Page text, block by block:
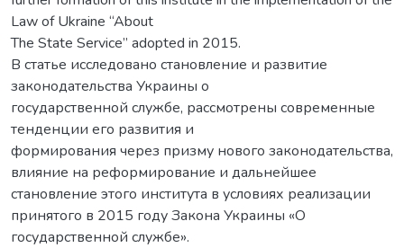
Law of Ukraine “About
The State Service” adopted in 2015.
В статье исследовано становление и развитие
законодательства Украины о
государственной службе, рассмотрены современные
тенденции его развития и
формирования через призму нового законодательства,
влияние на реформирование и дальнейшее
становление этого института в условиях реализации
принятого в 2015 году Закона Украины «О
государственной службе».